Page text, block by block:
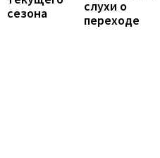
сезона
слухи о
переходе